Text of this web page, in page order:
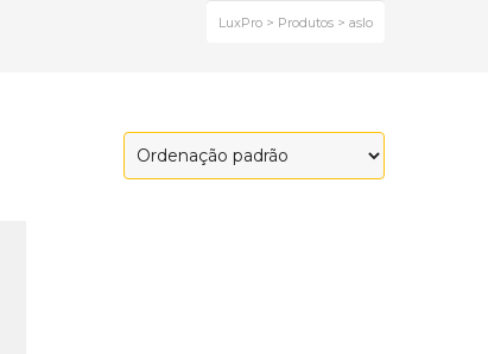
LuxPro > Produtos > aslo